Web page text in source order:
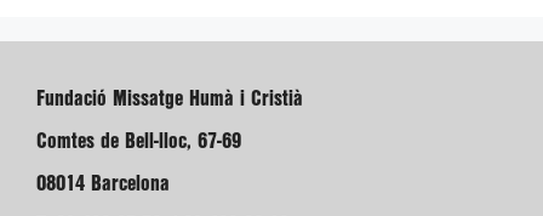
Fundació Missatge Humà i Cristià
Comtes de Bell-lloc, 67-69
08014 Barcelona